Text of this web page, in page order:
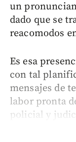
un
dado que se
reacomodos
Es esa
con tal
mensajes de
labor pronta
policial y